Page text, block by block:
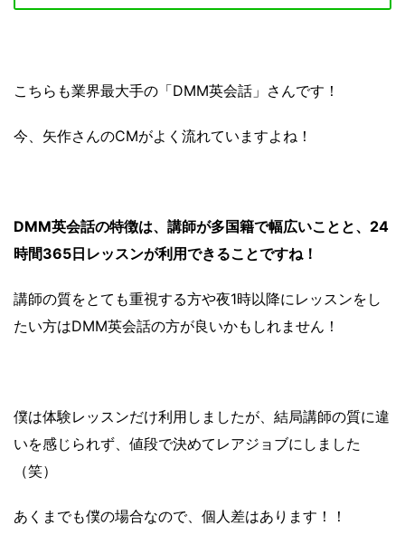
こちらも業界最大手の「DMM英会話」さんです！
今、矢作さんのCMがよく流れていますよね！
DMM英会話の特徴は、講師が多国籍で幅広いことと、24
時間365日レッスンが利用できることですね！
講師の質をとても重視する方や夜1時以降にレッスンをし
たい方はDMM英会話の方が良いかもしれません！
僕は体験レッスンだけ利用しましたが、結局講師の質に違
いを感じられず、値段で決めてレアジョブにしました
（笑）
あくまでも僕の場合なので、個人差はあります！！